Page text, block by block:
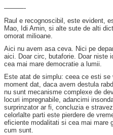
———-
Raul e recognoscibil, este evident,
Mao, Idi Amin, si alte sute de alti
omorat milioane.
Aici nu avem asa ceva. Nici pe
aici. Doar circ, butaforie. Doar niste
cea mai mare democratie a lumii.
Este atat de simplu: ceea ce esti
moment dat, daca avem destula
nu sunt mecanisme complexe de
locuri impregnabile, adancimi
surprinzator ar fi, concluzia e
celorlalte parti este pierdere de
eficiente modalitati si cea mai mare
cum sunt.